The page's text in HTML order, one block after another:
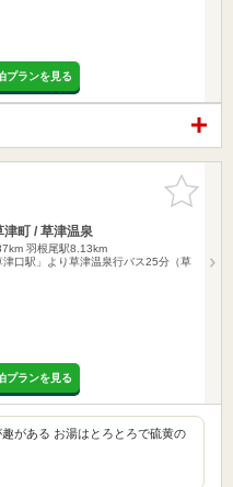
プランを見る
お気に入
りに追加
町 / 草津温泉
羽根尾駅8.13km
口駅」より草津温泉行バス25分（草
プランを見る
がある お湯はとろとろで硫黄の